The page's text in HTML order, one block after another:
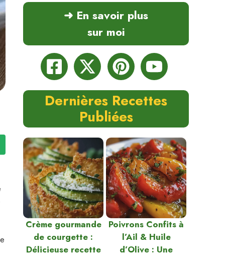
➜ En savoir plus
sur moi
Dernières Recettes
Publiées
Crème gourmande
de courgette :
Délicieuse recette
Poivrons Confits à
l’Ail & Huile
d’Olive : Une